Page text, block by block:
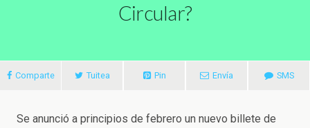
Circular?
Comparte Tuitea Pin Envía SMS
Se anunció a principios de febrero un nuevo billete de